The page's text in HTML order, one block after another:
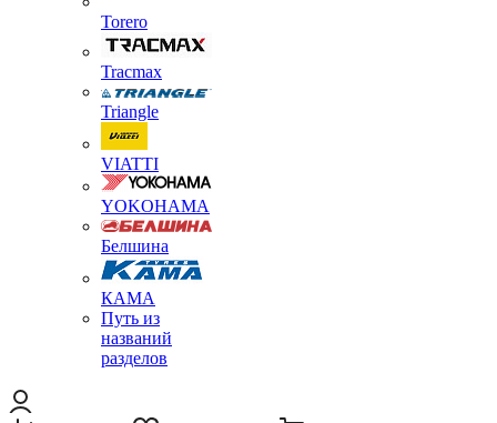
Torero
Tracmax
Triangle
VIATTI
YOKOHAMA
Белшина
КАМА
Путь из
названий
разделов